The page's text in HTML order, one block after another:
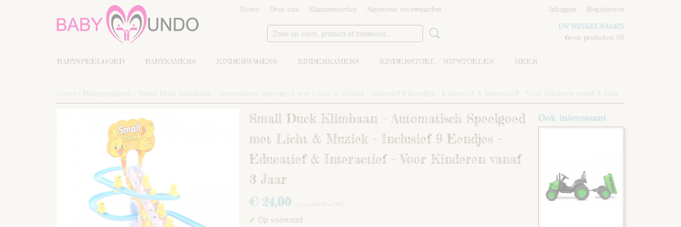
Home Over ons Klantenservice Algemene voorwaarden Inloggen Registreren
UW WINKELWAGEN
Geen producten (0)
BABYSPEELGOED BABYKAMERS KINDERWAGENS KINDERKAMERS KINDERSTOEL / WIPSTOELEN MEER
Home > Babyspeelgoed > Small Duck Klimbaan – Automatisch Speelgoed met Licht & Muziek – Inclusief 9 Eendjes – Educatief & Interactief – Voor Kinderen vanaf 3 Jaar
Small Duck Klimbaan – Automatisch Speelgoed
met Licht & Muziek – Inclusief 9 Eendjes –
Educatief & Interactief – Voor Kinderen vanaf
3 Jaar
€ 24,00 (inclusief btw 21%)
✓ Op voorraad
Ook interessant